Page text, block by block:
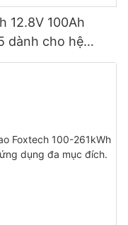
12.8V 100Ah
dành cho hệ
đình